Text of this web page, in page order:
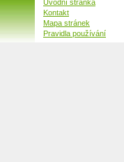
Úvodní stránka
Kontakt
Mapa stránek
Pravidla používání